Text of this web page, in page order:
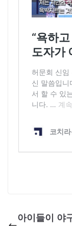
아이들이 야